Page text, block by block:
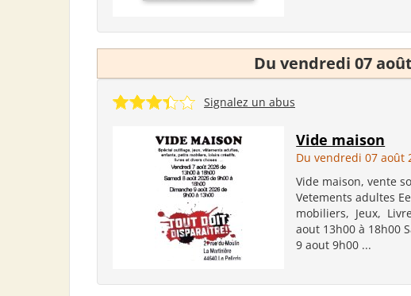
Du vendredi 07
Signalez un abus
Vide maison
Du vendredi 07 août
Vide maison, vente
Vetements adultes
mobiliers, Jeux,
aout 13h00 à 18h00
9 aout 9h00 ...